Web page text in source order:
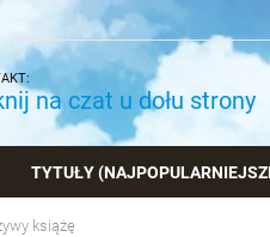
na czat u dołu strony
TYTUŁY
książę